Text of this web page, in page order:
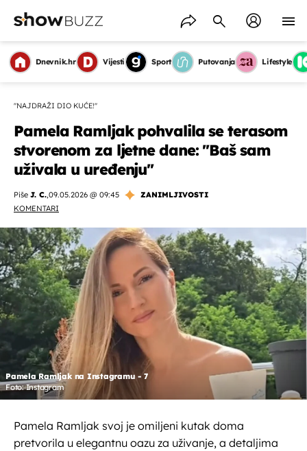
Dnevnik.hr Vijesti Sport Putovanja Lifestyle
''NAJDRAŽI DIO KUĆE!''
Pamela Ramljak pohvalila se terasom
stvorenom za ljetne dane: ''Baš sam
uživala u uređenju''
Piše J. C.,09.05.2026 @ 09:45
ZANIMLJIVOSTI
KOMENTARI
Pamela Ramljak na Instagramu - 7
Foto: Instagram
Pamela Ramljak svoj je omiljeni kutak doma
pretvorila u elegantnu oazu za uživanje, a detaljima
OMOGUĆI OBAVIJESTI